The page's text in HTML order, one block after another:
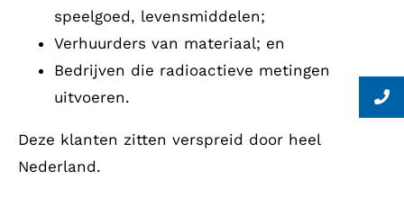
speelgoed, levensmiddelen;
Verhuurders van materiaal; en
Bedrijven die radioactieve metingen
uitvoeren.
Deze klanten zitten verspreid door heel
Nederland.